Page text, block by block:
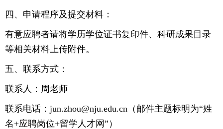
四、申请程序及提交材料：
有意应聘者请将学历学位证书复印件、科研成果目录
等相关材料上传附件。
五、联系方式：
联系人：周老师
联系电话：jun.zhou@nju.edu.cn（邮件主题标明为“姓
名+应聘岗位+留学人才网”）